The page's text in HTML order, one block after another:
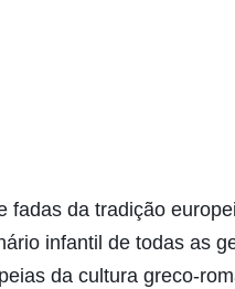
fadas da tradição
infantil de todas as
da cultura greco-